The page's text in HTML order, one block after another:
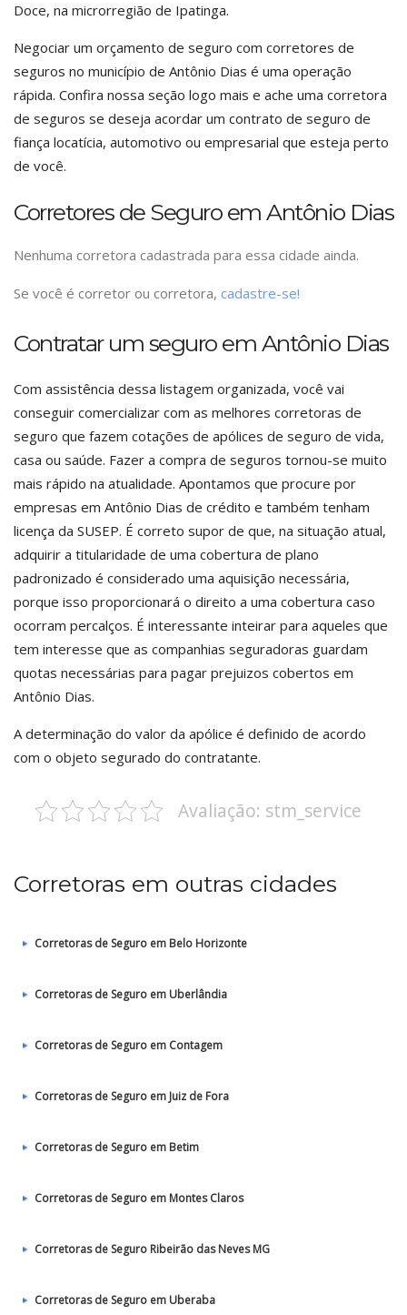
Doce, na microrregião de Ipatinga.
Negociar um orçamento de seguro com corretores de
seguros no município de Antônio Dias é uma operação
rápida. Confira nossa seção logo mais e ache uma corretora
de seguros se deseja acordar um contrato de seguro de
fiança locatícia, automotivo ou empresarial que esteja perto
de você.
Corretores de Seguro em Antônio Dias
Nenhuma corretora cadastrada para essa cidade ainda.
Se você é corretor ou corretora, cadastre-se!
Contratar um seguro em Antônio Dias
Com assistência dessa listagem organizada, você vai
conseguir comercializar com as melhores corretoras de
seguro que fazem cotações de apólices de seguro de vida,
casa ou saúde. Fazer a compra de seguros tornou-se muito
mais rápido na atualidade. Apontamos que procure por
empresas em Antônio Dias de crédito e também tenham
licença da SUSEP. É correto supor de que, na situação atual,
adquirir a titularidade de uma cobertura de plano
padronizado é considerado uma aquisição necessária,
porque isso proporcionará o direito a uma cobertura caso
ocorram percalços. É interessante inteirar para aqueles que
tem interesse que as companhias seguradoras guardam
quotas necessárias para pagar prejuizos cobertos em
Antônio Dias.
A determinação do valor da apólice é definido de acordo
com o objeto segurado do contratante.
Avaliação: stm_service
Corretoras em outras cidades
Corretoras de Seguro em Belo Horizonte
Corretoras de Seguro em Uberlândia
Corretoras de Seguro em Contagem
Corretoras de Seguro em Juiz de Fora
Corretoras de Seguro em Betim
Corretoras de Seguro em Montes Claros
Corretoras de Seguro Ribeirão das Neves MG
Corretoras de Seguro em Uberaba